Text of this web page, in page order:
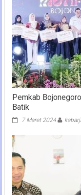
Pemkab
Batik
7 Maret 2024